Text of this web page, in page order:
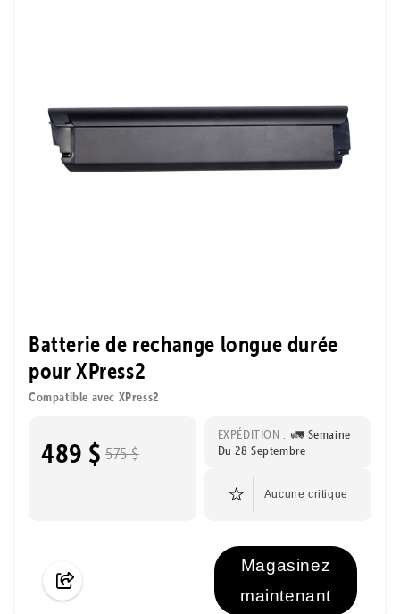
Batterie de rechange longue durée
pour XPress2
Compatible avec XPress2
489 $ 575 $
EXPÉDITION : 🚛 Semaine
Du 28 Septembre
Aucune critique
Magasinez
maintenant